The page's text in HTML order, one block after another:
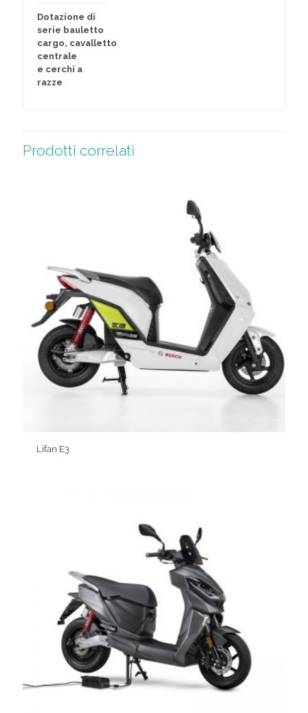
Dotazione di
serie bauletto
cargo, cavalletto
centrale
e cerchi a
razze
Prodotti correlati
Lifan E3